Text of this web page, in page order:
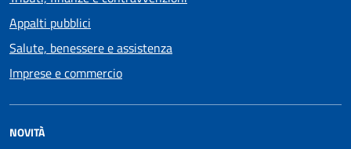
Appalti pubblici
Salute, benessere e assistenza
Imprese e commercio
NOVITÀ